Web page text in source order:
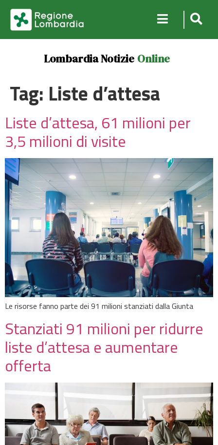
Lombardia Notizie Online
Tag: Liste d’attesa
Liste d’attesa, 61 milioni per
3,5 milioni di visite
Le risorse fanno parte dei 91 milioni stanziati dalla Giunta
Stanziati 91 milioni per ridurre
liste d’attesa e aumentare
offerta